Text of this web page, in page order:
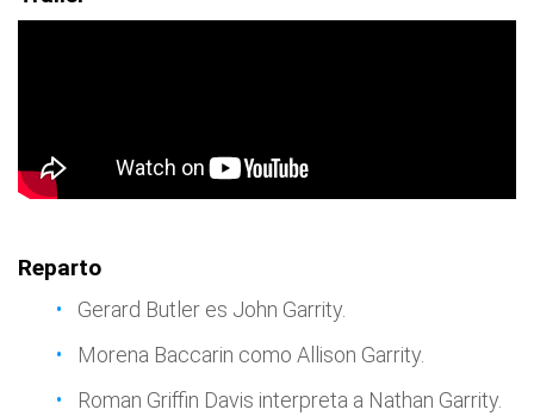
Reparto
Gerard Butler es John Garrity.
Morena Baccarin como Allison Garrity.
Roman Griffin Davis interpreta a Nathan Garrity.